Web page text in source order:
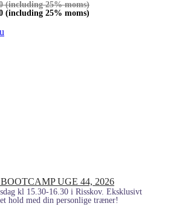
(including 25% moms)
(including 25% moms)
UGE 44, 2026
kl 15.30-16.30 i Risskov. Eksklusivt
hold med din personlige træner!